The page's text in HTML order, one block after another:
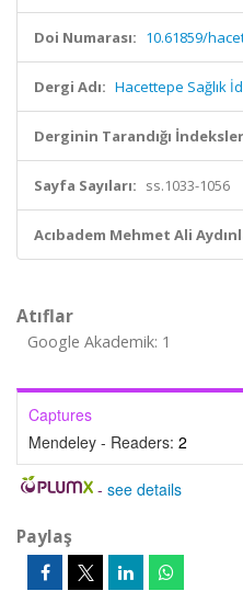
Doi Numarası: 10.61859/
Dergi Adı: Hacettepe Sağlık
Derginin Tarandığı
Sayfa Sayıları: ss.1033-1056
Acıbadem Mehmet Ali
Atıflar
Google Akademik: 1
Captures
Mendeley - Readers: 2
- see details
Paylaş